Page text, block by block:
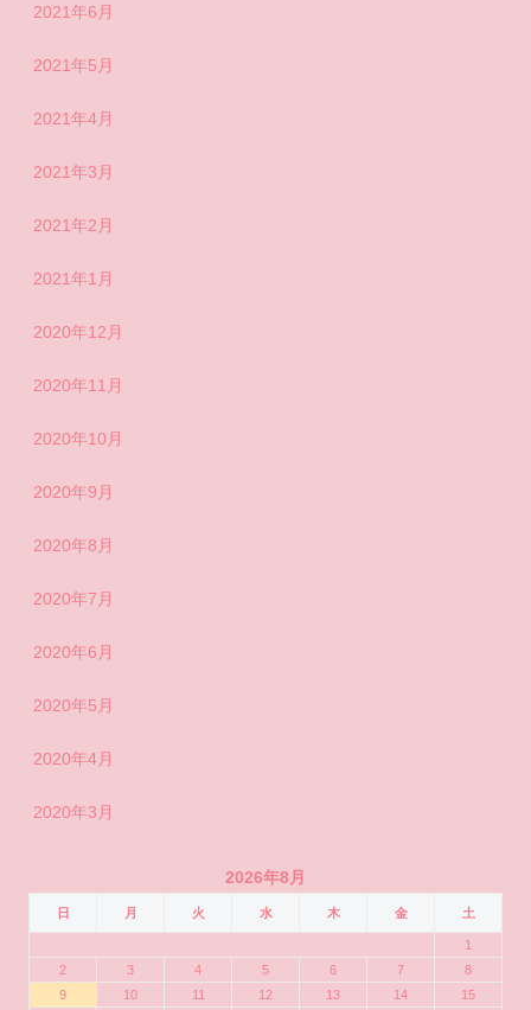
2021年6月
2021年5月
2021年4月
2021年3月
2021年2月
2021年1月
2020年12月
2020年11月
2020年10月
2020年9月
2020年8月
2020年7月
2020年6月
2020年5月
2020年4月
2020年3月
2026年8月
日 月 火 水 木 金 土
1
2
3 4 5 6 7
8
9
10 11 12 13 14 15